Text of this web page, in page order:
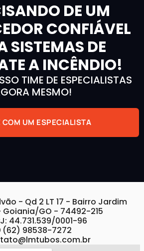
DE UM
CONFIÁVEL
SISTEMAS DE
A INCÊNDIO!
TIME DE ESPECIALISTAS
MESMO!
COM UM ESPECIALISTA
- Qd 2 LT 17 - Bairro Jardim
GO - 74492-215
44.731.539/0001-96
(62) 98538-7272